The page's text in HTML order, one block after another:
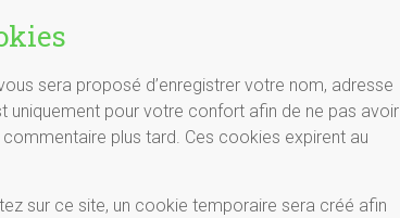
sera proposé d’enregistrer votre nom, adresse
uniquement pour votre confort afin de ne pas avoir
plus tard. Ces cookies expirent au
sur ce site, un cookie temporaire sera créé afin